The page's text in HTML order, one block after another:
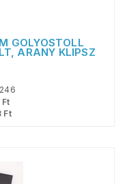
GOLYÓSTOLL
ARANY KLIPSZ
Ft
Ft